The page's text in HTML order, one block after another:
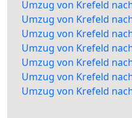
Umzug von Krefeld
Umzug von Krefeld
Umzug von Krefeld
Umzug von Krefeld
Umzug von Krefeld
Umzug von Krefeld
Umzug von Krefeld